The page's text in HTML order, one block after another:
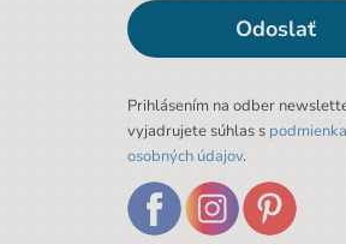
Odoslať
Prihlásením na odber
vyjadrujete súhlas s
osobných údajov.